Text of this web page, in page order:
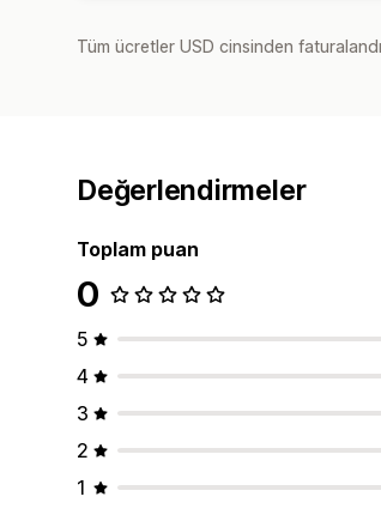
Tüm ücretler USD cinsinden
Değerlendirmeler
Toplam puan
0
5
4
3
2
1